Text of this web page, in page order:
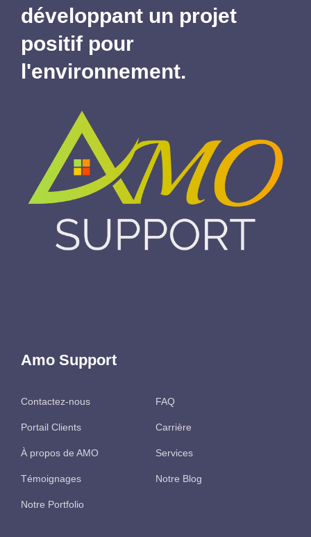
développant un projet
positif pour
l'environnement.
Amo Support
Contactez-nous FAQ
Portail Clients Carrière
À propos de AMO Services
Témoignages Notre Blog
Notre Portfolio